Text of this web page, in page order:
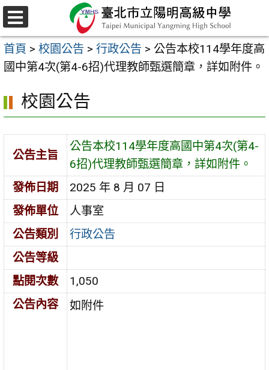
跳
至
主
要
容
區
選
單
首頁 > 校園公告 > 行政公告 > 公告本校114學年度高
國中第4次(第4-6招)代理教師甄選簡章，詳如附件。
校園公告
公告主旨
公告本校114學年度高國中第4次(第4-
6招)代理教師甄選簡章，詳如附件。
發佈日期
2025 年 8 月 07 日
發佈單位
人事室
公告類別
行政公告
公告等級
點閱次數
1,050
公告內容
如附件